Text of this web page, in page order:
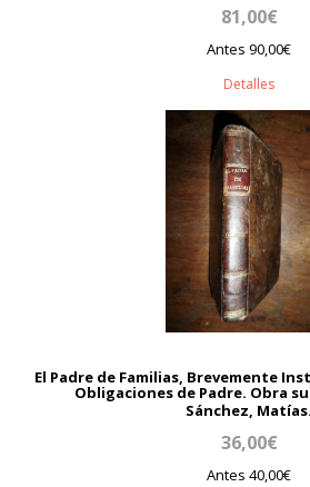
81,00€
Antes 90,00€
Detalles
El Padre de Familias, Brevemente
Obligaciones de Padre. Obra
Sánchez, Matías.
36,00€
Antes 40,00€